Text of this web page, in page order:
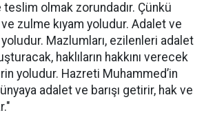
teslim olmak zorundadır. Çünkü
zulme kıyam yoludur. Adalet ve
yoludur. Mazlumları, ezilenleri adalet
haklıların hakkını verecek
yoludur. Hazreti Muhammed’in
adalet ve barışı getirir, hak ve